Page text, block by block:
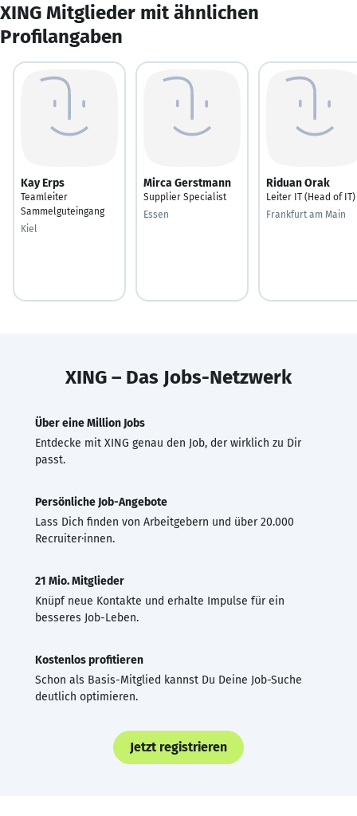
XING Mitglieder mit ähnlichen
Profilangaben
Kay Erps
Teamleiter
Sammelguteingang
Kiel
Mirca Gerstmann
Supplier Specialist
Essen
Riduan Orak
Leiter IT (Head of IT)
Frankfurt am Main
XING – Das Jobs-Netzwerk
Über eine Million Jobs
Entdecke mit XING genau den Job, der wirklich zu Dir
passt.
Persönliche Job-Angebote
Lass Dich finden von Arbeitgebern und über 20.000
Recruiter·innen.
21 Mio. Mitglieder
Knüpf neue Kontakte und erhalte Impulse für ein
besseres Job-Leben.
Kostenlos profitieren
Schon als Basis-Mitglied kannst Du Deine Job-Suche
deutlich optimieren.
Jetzt registrieren